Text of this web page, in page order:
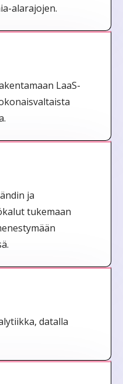
alarajojen.
LaaS-
ja
tukemaan
datalla